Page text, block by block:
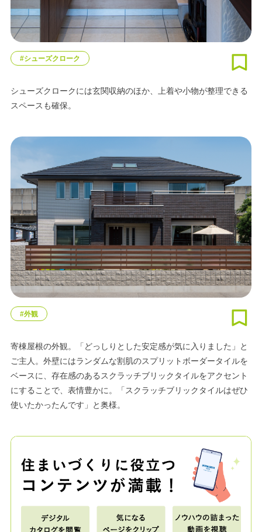
#シューズクローク
シューズクロークには玄関収納のほか、上着や小物が整理できる
スペースも確保。
#外観
寄棟屋根の外観。「どっしりとした安定感が気に入りました」と
ご主人。外壁にはランダムな割肌のスプリットボーダータイルを
ベースに、存在感のあるスクラッチブリックタイルをアクセント
にすることで、表情豊かに。「スクラッチブリックタイルはぜひ
使いたかったんです」と奥様。